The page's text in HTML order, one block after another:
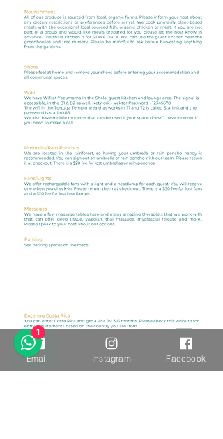
Email Instagram Facebook
1